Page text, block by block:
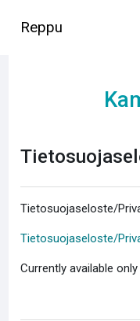
Reppu
Tietosuojaseloste/
Tietosuojaseloste/
Currently available only